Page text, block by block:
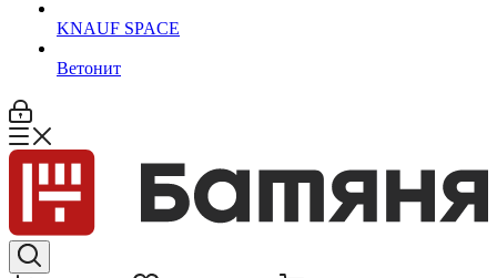
KNAUF SPACE
Ветонит